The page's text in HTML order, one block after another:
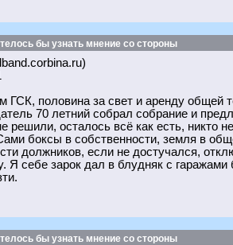
бы узнать мнение со стороны
ГСК, половина за свет и аренду общей
70 летний собрал собрание и
решили, осталось всё как есть, никто
боксы в собственности, земля в
должников, если не достучался,
Я себе зарок дал в блудняк с
бы узнать мнение со стороны